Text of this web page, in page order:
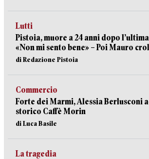
Lutti
Pistoia, muore a 24 anni dopo
«Non mi sento bene» – Poi Mauro
di Redazione Pistoia
Commercio
Forte dei Marmi, Alessia Berlusconi
storico Caffè Morin
di Luca Basile
La tragedia